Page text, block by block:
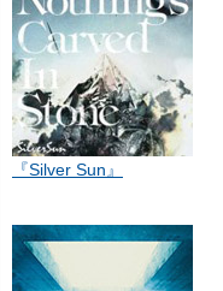
『Silver Sun』